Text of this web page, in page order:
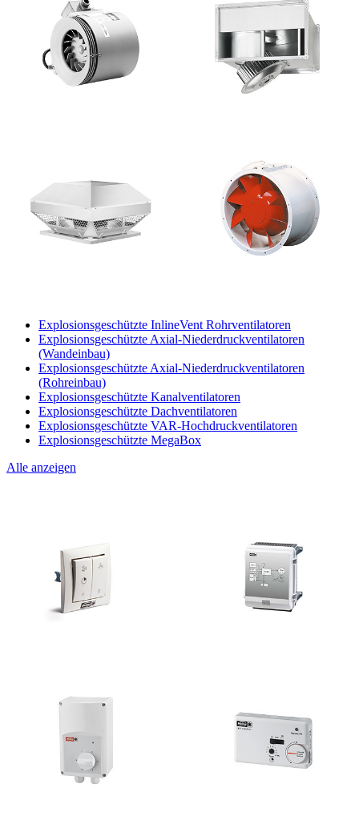
Explosionsgeschützte InlineVent Rohrventilatoren
Explosionsgeschützte Axial-Niederdruckventilatoren
(Wandeinbau)
Explosionsgeschützte Axial-Niederdruckventilatoren
(Rohreinbau)
Explosionsgeschützte Kanalventilatoren
Explosionsgeschützte Dachventilatoren
Explosionsgeschützte VAR-Hochdruckventilatoren
Explosionsgeschützte MegaBox
Alle anzeigen